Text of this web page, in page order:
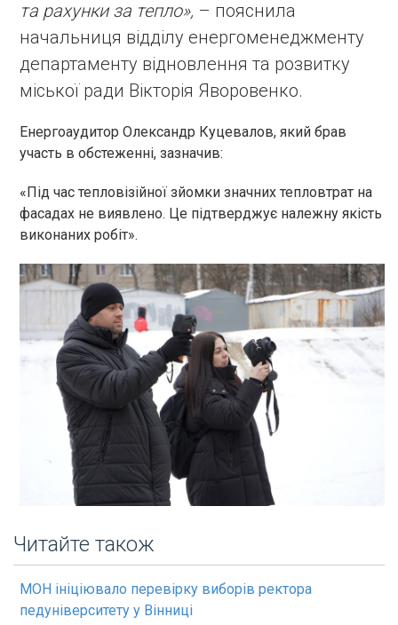
та рахунки за тепло», – пояснила
начальниця відділу енергоменеджменту
департаменту відновлення та розвитку
міської ради Вікторія Яворовенко.
Енергоаудитор Олександр Куцевалов, який брав
участь в обстеженні, зазначив:
«Під час тепловізійної зйомки значних тепловтрат на
фасадах не виявлено. Це підтверджує належну якість
виконаних робіт».
Читайте також
МОН ініціювало перевірку виборів ректора
педуніверситету у Вінниці